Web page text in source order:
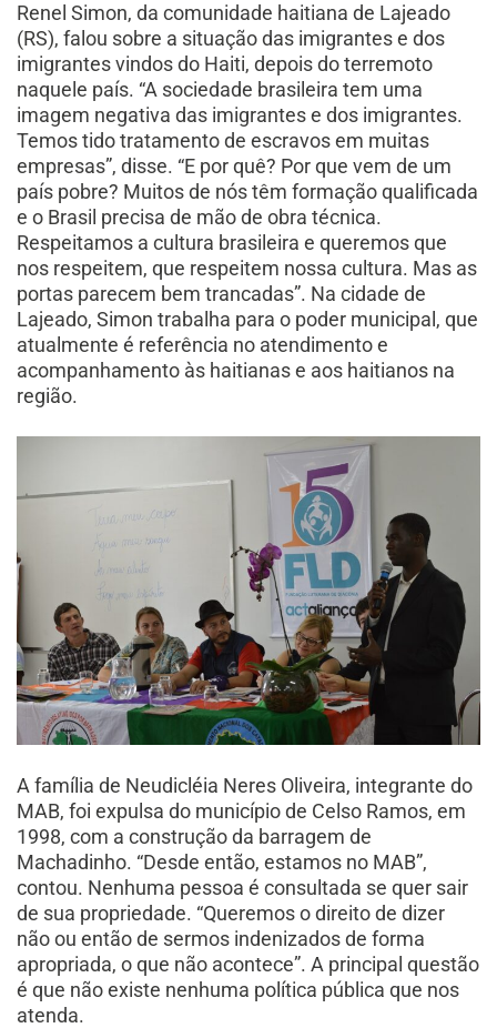
Renel Simon, da comunidade haitiana de Lajeado
(RS), falou sobre a situação das imigrantes e dos
imigrantes vindos do Haiti, depois do terremoto
naquele país. “A sociedade brasileira tem uma
imagem negativa das imigrantes e dos imigrantes.
Temos tido tratamento de escravos em muitas
empresas”, disse. “E por quê? Por que vem de um
país pobre? Muitos de nós têm formação qualificada
e o Brasil precisa de mão de obra técnica.
Respeitamos a cultura brasileira e queremos que
nos respeitem, que respeitem nossa cultura. Mas as
portas parecem bem trancadas”. Na cidade de
Lajeado, Simon trabalha para o poder municipal, que
atualmente é referência no atendimento e
acompanhamento às haitianas e aos haitianos na
região.
A família de Neudicléia Neres Oliveira, integrante do
MAB, foi expulsa do município de Celso Ramos, em
1998, com a construção da barragem de
Machadinho. “Desde então, estamos no MAB”,
contou. Nenhuma pessoa é consultada se quer sair
de sua propriedade. “Queremos o direito de dizer
não ou então de sermos indenizados de forma
apropriada, o que não acontece”. A principal questão
é que não existe nenhuma política pública que nos
atenda.